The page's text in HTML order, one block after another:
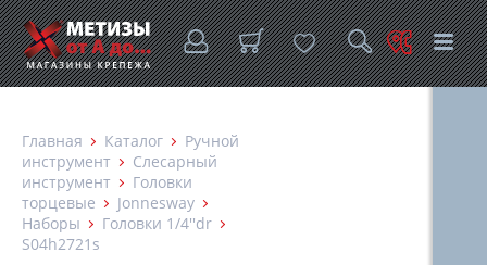
Главная Каталог
Ручной
инструмент
Слесарный
инструмент
Головки
торцевые
Jonnesway
Наборы
Головки 1/4''dr
S04h2721s